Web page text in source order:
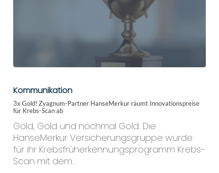
Gold!
Zyagnum-
Partner
räumt
Innovationspreise
für
Krebs-
Kommunikation
3x Gold! Zyagnum-Partner HanseMerkur räumt Innovationspreise
für Krebs-Scan ab
Gold, Gold und nochmal Gold. Die
HanseMerkur Versicherungsgruppe wurde
für ihr Krebsfrüherkennungsprogramm Krebs-
Scan mit dem…